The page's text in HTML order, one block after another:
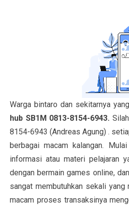
Warga bintaro dan sekitarnya
hub SB1M 0813-8154-6943.
8154-6943 (Andreas Agung) .
berbagai macam kalangan.
informasi atau materi pelajaran
dengan bermain games online,
sangat membutuhkan sekali
macam proses transaksinya